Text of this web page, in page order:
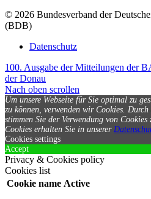
© 2026 Bundesverband der
(BDB)
Datenschutz
100. Ausgabe der Mitteilungen der
der Donau
Nach oben scrollen
Um unsere Webseite für Sie optimal zu
zu können, verwenden wir Cookies.
stimmen Sie der Verwendung von Cookies
Cookies erhalten Sie in unserer
Cookies settings
Accept
Privacy & Cookies policy
Cookies list
Cookie name Active